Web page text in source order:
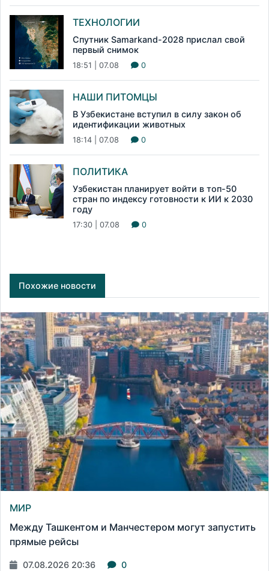
ТЕХНОЛОГИИ
Спутник Samarkand-2028 прислал свой
первый снимок
18:51 | 07.08 0
НАШИ ПИТОМЦЫ
В Узбекистане вступил в силу закон об
идентификации животных
18:14 | 07.08 0
ПОЛИТИКА
Узбекистан планирует войти в топ-50
стран по индексу готовности к ИИ к 2030
году
17:30 | 07.08 0
Похожие новости
МИР
Между Ташкентом и Манчестером могут запустить
прямые рейсы
07.08.2026 20:36 0